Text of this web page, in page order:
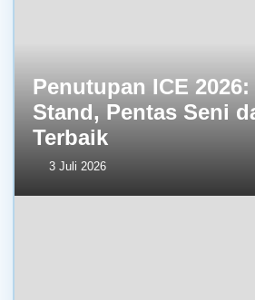
Penutupan ICE
Stand, Pentas Seni
Terbaik
3 Juli 2026